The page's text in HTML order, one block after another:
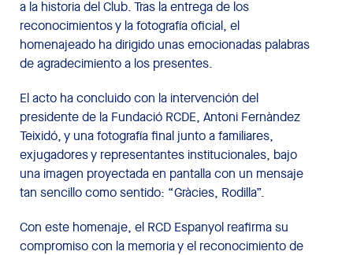
a la historia del Club. Tras la entrega de los
reconocimientos y la fotografía oficial, el
homenajeado ha dirigido unas emocionadas palabras
de agradecimiento a los presentes.
El acto ha concluido con la intervención del
presidente de la Fundació RCDE, Antoni Fernàndez
Teixidó, y una fotografía final junto a familiares,
exjugadores y representantes institucionales, bajo
una imagen proyectada en pantalla con un mensaje
tan sencillo como sentido: “Gràcies, Rodilla”.
Con este homenaje, el RCD Espanyol reafirma su
compromiso con la memoria y el reconocimiento de